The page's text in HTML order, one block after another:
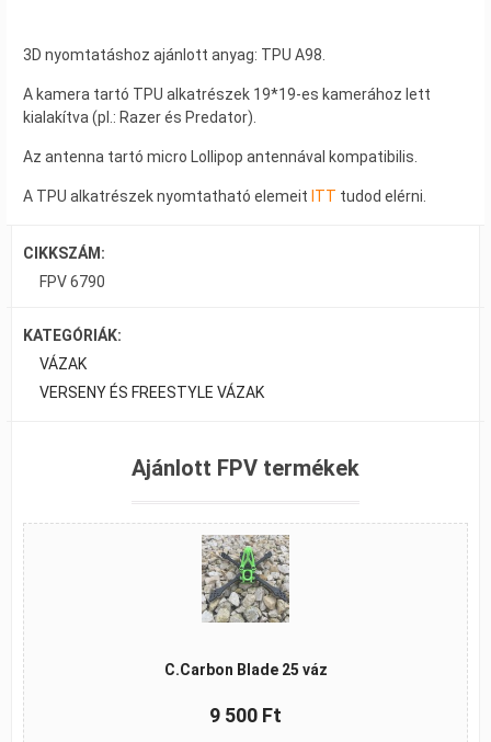
3D nyomtatáshoz ajánlott anyag: TPU A98.
A kamera tartó TPU alkatrészek 19*19-es kamerához lett
kialakítva (pl.: Razer és Predator).
Az antenna tartó micro Lollipop antennával kompatibilis.
A TPU alkatrészek nyomtatható elemeit ITT tudod elérni.
CIKKSZÁM:
FPV 6790
KATEGÓRIÁK:
VÁZAK
VERSENY ÉS FREESTYLE VÁZAK
Ajánlott FPV termékek
C.Carbon Blade 25 váz
9 500 Ft